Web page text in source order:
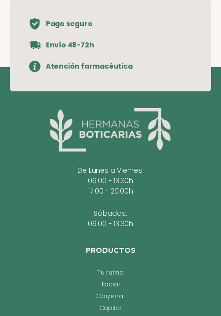
Pago seguro
Envío 48-72h
Atención farmacéutica
De Lunes a Viernes:
09:00 - 13:30h
17:00 - 20:00h
Sábados:
09:00 - 13:30h
PRODUCTOS
Tu rutina
Facial
Corporal
Capilar